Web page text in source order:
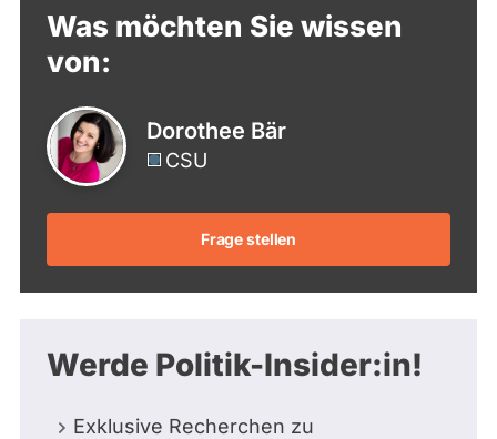
Was möchten Sie wissen
von:
Dorothee Bär
CSU
Frage stellen
Werde Politik-Insider:in!
Exklusive Recherchen zu